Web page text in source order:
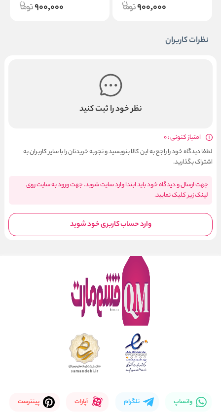
900,000
900,000
نظرات کاربران
نظر خود را ثبت کنید
امتیاز کنونی : 0
لطفا دیدگاه خود را راجع به این کالا بنویسید و تجربه خریدتان را با سایر کاربران به
اشتراک بگذارید.
جهت ارسال و دیدگاه خود باید ابتدا وارد سایت شوید. جهت ورود به سایت روی
لینک زیر کلیک نمایید.
وارد حساب کاربری خود شوید
واتساپ تلگرام آپارات پینترست